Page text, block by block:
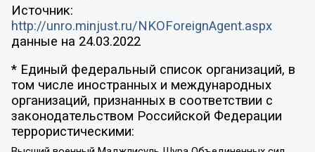
Источник:
http://unro.minjust.ru/NKOForeignAgent.aspx
данные на 24.03.2022
* Единый федеральный список организаций, в
том числе иностранных и международных
организаций, признанных в соответствии с
законодательством Российской Федерации
террористическими: